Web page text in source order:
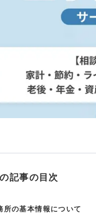
記事の目次
所の基本情報について